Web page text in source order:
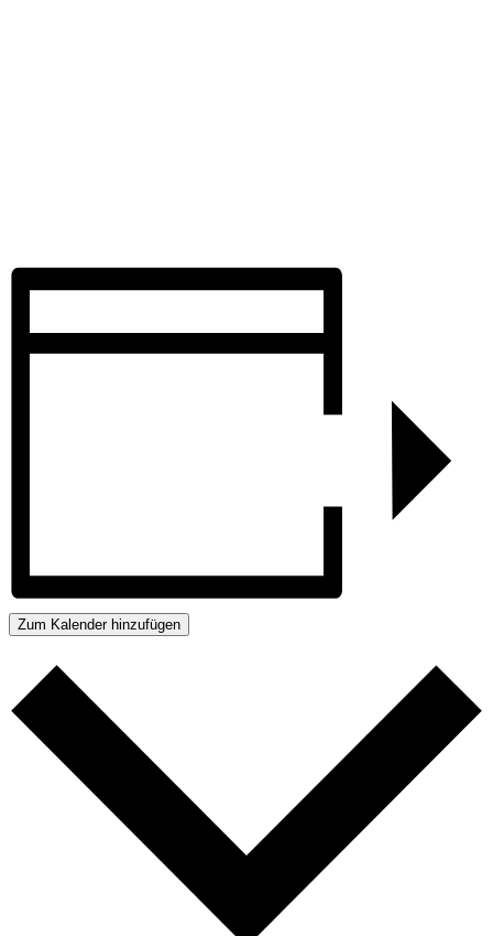
Zum Kalender hinzufügen